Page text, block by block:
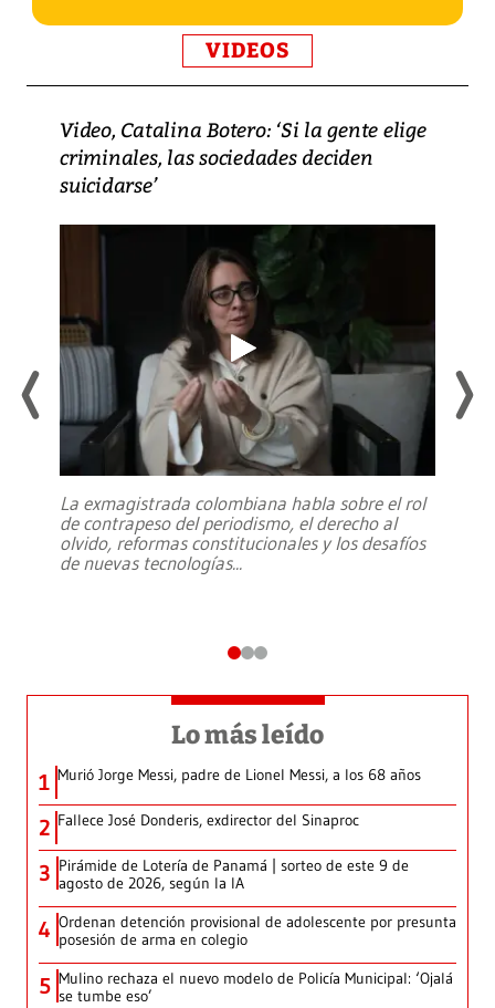
VIDEOS
Video, Catalina Botero: ‘Si la gente elige
criminales, las sociedades deciden
suicidarse’
La exmagistrada colombiana habla sobre el rol
de contrapeso del periodismo, el derecho al
olvido, reformas constitucionales y los desafíos
de nuevas tecnologías...
Lo más leído
1 Murió Jorge Messi, padre de Lionel Messi, a los 68 años
2 Fallece José Donderis, exdirector del Sinaproc
3 Pirámide de Lotería de Panamá | sorteo de este 9 de
agosto de 2026, según la IA
4 Ordenan detención provisional de adolescente por presunta
posesión de arma en colegio
5 Mulino rechaza el nuevo modelo de Policía Municipal: ‘Ojalá
se tumbe eso’